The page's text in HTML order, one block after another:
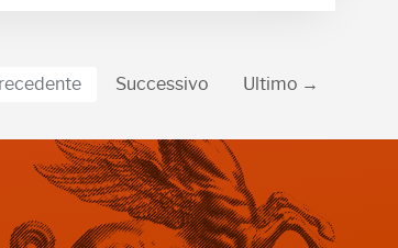
Successivo Ultimo →